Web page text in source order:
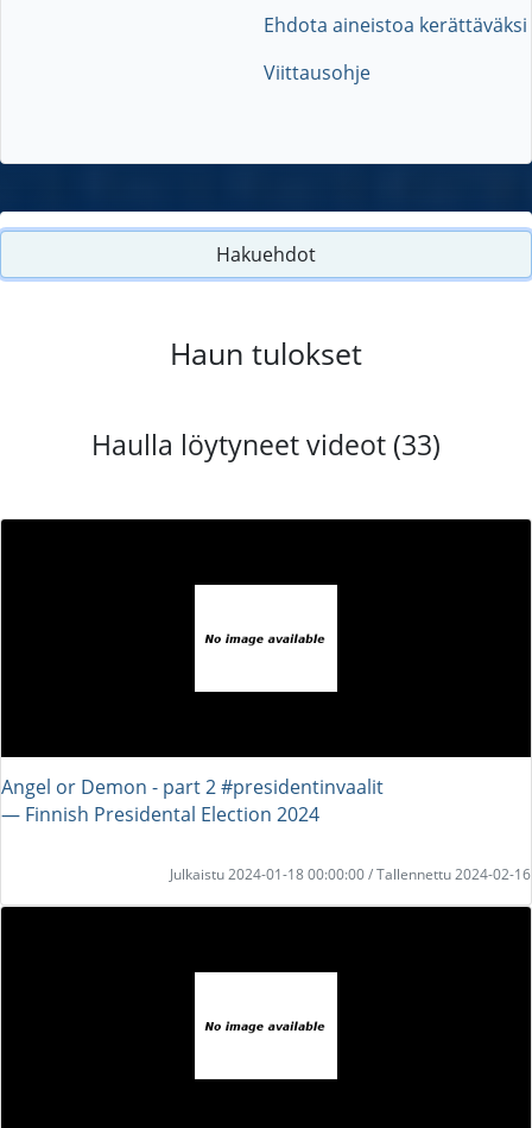
Ehdota aineistoa kerättäväksi
Viittausohje
Hakuehdot
Haun tulokset
Haulla löytyneet videot (33)
Angel or Demon - part 2 #presidentinvaalit
― Finnish Presidental Election 2024
Julkaistu 2024-01-18 00:00:00 / Tallennettu 2024-02-16